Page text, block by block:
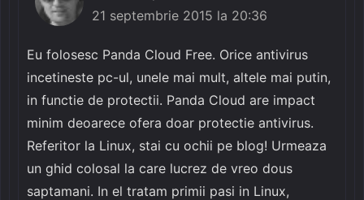
21 septembrie 2015 la 20:36
Eu folosesc Panda Cloud Free. Orice antivirus
incetineste pc-ul, unele mai mult, altele mai putin,
in functie de protectii. Panda Cloud are impact
minim deoarece ofera doar protectie antivirus.
Referitor la Linux, stai cu ochii pe blog! Urmeaza
un ghid colosal la care lucrez de vreo dous
saptamani. In el tratam primii pasi in Linux,